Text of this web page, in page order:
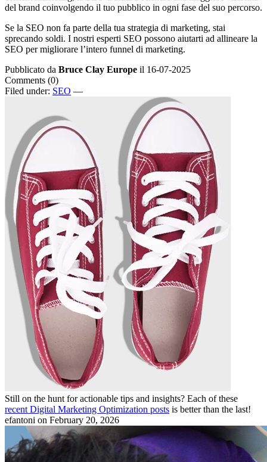
del brand coinvolgendo il tuo pubblico in ogni fase del suo percorso.
Se la SEO non fa parte della tua strategia di marketing, stai
sprecando soldi. I nostri esperti SEO possono aiutarti ad allineare la
SEO per migliorare l’intero funnel di marketing.
Pubblicato da Bruce Clay Europe il 16-07-2025
Comments (0)
Filed under: SEO —
Still on the hunt for actionable tips and insights? Each of these
recent Digital Marketing Optimization posts is better than the last!
efantoni on February 20, 2026